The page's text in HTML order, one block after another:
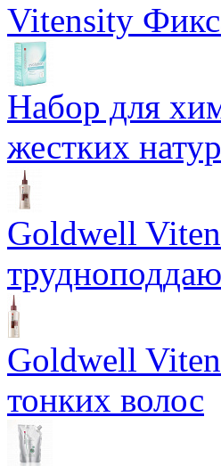
Vitensity
Набор для
жестких
Goldwell
Goldwell
тонких волос